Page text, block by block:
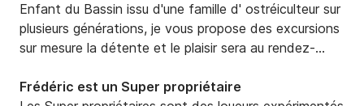
Enfant du Bassin issu d'une famille d' ostréiculteur sur
plusieurs générations, je vous propose des excursions
sur mesure la détente et le plaisir sera au rendez-
Frédéric est un Super propriétaire